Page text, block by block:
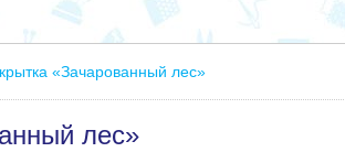
«Зачарованный лес»
лес»